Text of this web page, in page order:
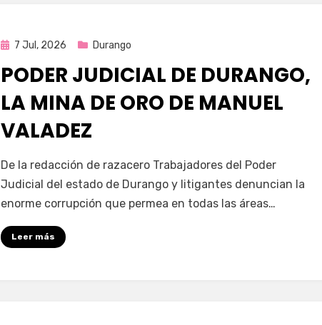
Publicada
7 Jul, 2026 Durango
PODER JUDICIAL DE DURANGO,
LA MINA DE ORO DE MANUEL
VALADEZ
porFernando Miranda Servín
De la redacción de razacero Trabajadores del Poder
Judicial del estado de Durango y litigantes denuncian la
enorme corrupción que permea en todas las áreas…
Leer más